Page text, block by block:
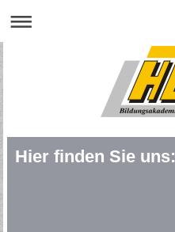
Hier finden Sie uns: